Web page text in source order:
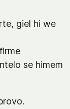
giel hi we
se himem